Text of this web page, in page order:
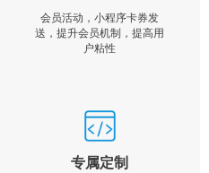
会员活动，小程序卡券发
送，提升会员机制，提高用
户粘性
专属定制